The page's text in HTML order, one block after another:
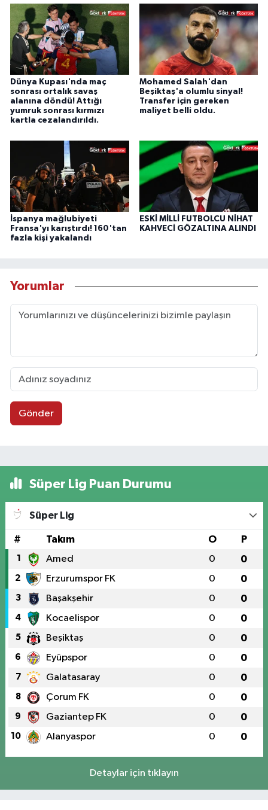
Dünya Kupası'nda maç
sonrası ortalık savaş
alanına döndü! Attığı
yumruk sonrası kırmızı
kartla cezalandırıldı.
Mohamed Salah'dan
Beşiktaş'a olumlu sinyal!
Transfer için gereken
maliyet belli oldu.
İspanya mağlubiyeti
Fransa'yı karıştırdı! 160'tan
fazla kişi yakalandı
ESKİ MİLLİ FUTBOLCU NİHAT
KAHVECİ GÖZALTINA ALINDI
Yorumlar
Gönder
Süper Lig Puan Durumu
Süper Lig
# Takım O P
1 Amed 0 0
2 Erzurumspor FK 0 0
3 Başakşehir 0 0
4 Kocaelispor 0 0
5 Beşiktaş 0 0
6 Eyüpspor 0 0
7 Galatasaray 0 0
8 Çorum FK 0 0
9 Gaziantep FK 0 0
10 Alanyaspor 0 0
Detaylar için tıklayın